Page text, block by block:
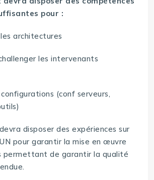
pour :
architectures
les intervenants
(conf serveurs,
disposer des expériences sur
pour garantir la mise en œuvre
permettant de garantir la qualité